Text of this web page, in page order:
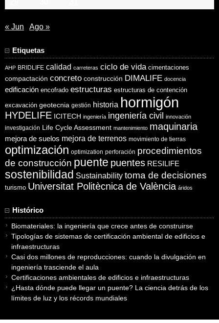
« Jun Ago »
Etiquetas
AHP BRIDLIFE calidad carreteras ciclo de vida cimentaciones
compactación concreto construcción DIMALIFE docencia
edificación encofrado estructuras estructuras de contención
excavación geotecnia gestión historia hormigón
HYDELIFE ICITECH ingeniería ingeniería civil innovación
investigación Life Cycle Assessment mantenimiento maquinaria
mejora de suelos mejora de terrenos movimiento de tierras
optimización optimization perforación procedimientos
de construcción puente puentes RESILIFE
sostenibilidad Sustainability toma de decisiones
turismo Universitat Politècnica de València áridos
Histórico
Biomateriales: la ingeniería que crece antes de construirse
Tipologías de sistemas de certificación ambiental de edificios e
infraestructuras
Casi dos millones de reproducciones: cuando la divulgación en
ingeniería trasciende el aula
Certificaciones ambientales de edificios e infraestructuras
¿Hasta dónde puede llegar un puente? La ciencia detrás de los
límites de luz y los récords mundiales